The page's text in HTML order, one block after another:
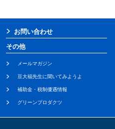
お問い合わせ
その他
メールマガジン
豆大福先生に聞いてみようよ
補助金・税制優遇情報
グリーンプロダクツ